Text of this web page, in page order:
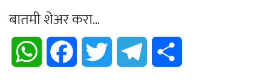
बातमी शेअर करा...
WhatsApp Facebook Twitter Telegram